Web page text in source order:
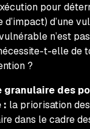
pour
d’impact) d’une
n’est
t-elle de
?
granulaire des
: la priorisation
dans le cadre